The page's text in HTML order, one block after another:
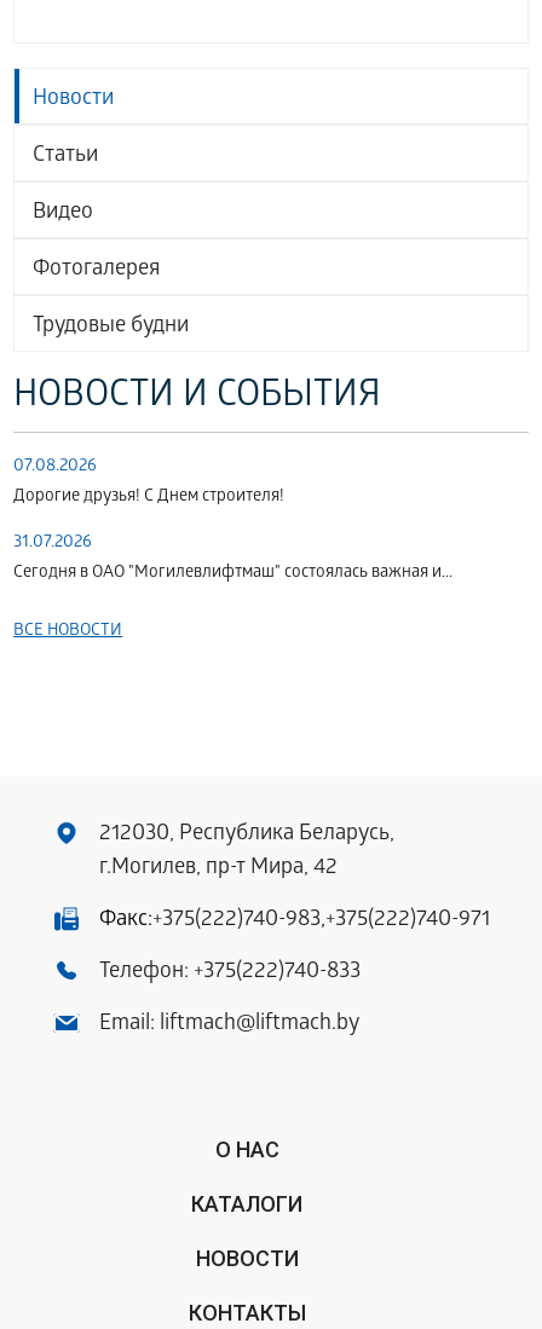
Новости
Статьи
Видео
Фотогалерея
Трудовые будни
НОВОСТИ И СОБЫТИЯ
07.08.2026
Дорогие друзья! С Днем строителя!
31.07.2026
Сегодня в ОАО "Могилевлифтмаш" состоялась важная и...
ВСЕ НОВОСТИ
212030, Республика Беларусь,
г.Могилев, пр-т Мира, 42
Факс:+375(222)740-983,+375(222)740-971
Телефон: +375(222)740-833
Email: liftmach@liftmach.by
О НАС
КАТАЛОГИ
НОВОСТИ
КОНТАКТЫ